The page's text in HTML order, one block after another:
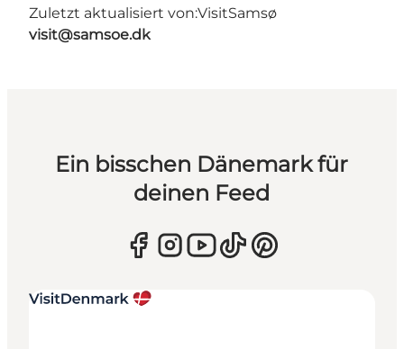
Zuletzt aktualisiert von:VisitSamsø
visit@samsoe.dk
Ein bisschen Dänemark für
deinen Feed